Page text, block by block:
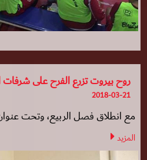
روح بيروت تزرع الفرح على شرفات
2018-03-21
مع انطلاق فصل الربيع، وتحت
المزيد